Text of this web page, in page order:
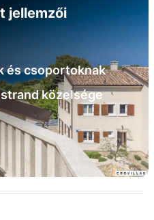
jellemzői
és csoportoknak
közelsége